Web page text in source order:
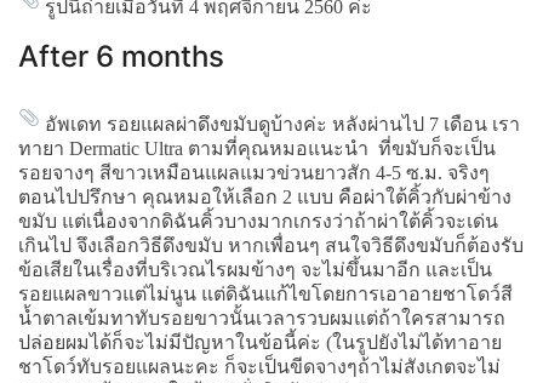
รูปนี้ถ่ายเมื่อวันที่ 4 พฤศจิกายน 2560 ค่ะ
After 6 months
อัพเดท รอยแผลผ่าดึงขมับดูบ้างค่ะ หลังผ่านไป 7 เดือน เรา
ทายา Dermatic Ultra ตามที่คุณหมอแนะนำ ที่ขมับก็จะเป็น
รอยจางๆ สีขาวเหมือนแผลแมวข่วนยาวสัก 4-5 ซ.ม. จริงๆ
ตอนไปปรึกษา คุณหมอให้เลือก 2 แบบ คือผ่าใต้คิ้วกับผ่าข้าง
ขมับ แต่เนื่องจากดิฉันคิ้วบางมากเกรงว่าถ้าผ่าใต้คิ้วจะเด่น
เกินไป จึงเลือกวิธีดึงขมับ หากเพื่อนๆ สนใจวิธีดึงขมับก็ต้องรับ
ข้อเสียในเรื่องที่บริเวณไรผมข้างๆ จะไม่ขึ้นมาอีก และเป็น
รอยแผลขาวแต่ไม่นูน แต่ดิฉันแก้ไขโดยการเอาอายชาโดว์สี
น้ำตาลเข้มทาทับรอยขาวนั้นเวลารวบผมแต่ถ้าใครสามารถ
ปล่อยผมได้ก็จะไม่มีปัญหาในข้อนี้ค่ะ (ในรูปยังไม่ได้ทาอาย
ชาโดว์ทับรอยแผลนะคะ ก็จะเป็นขีดจางๆถ้าไม่สังเกตจะไม่